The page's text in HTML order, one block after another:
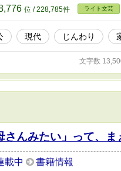
位 / 228,785件 ライト文芸
現代 じんわり
文字数
さんみたい」って、
載中 書籍情報